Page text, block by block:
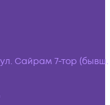
Сайрам 7-тор (бывш.